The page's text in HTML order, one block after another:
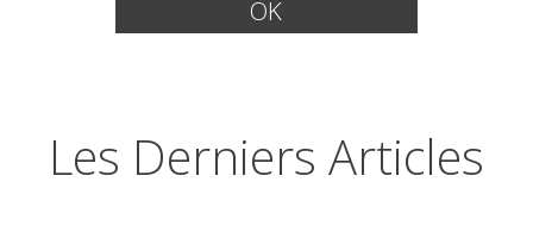
Les Derniers Articles